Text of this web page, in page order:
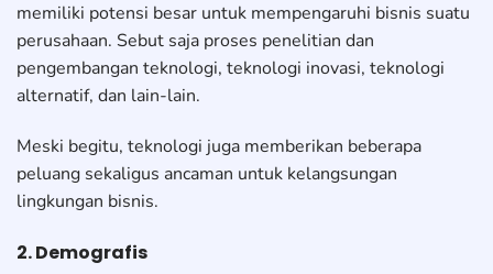
memiliki potensi besar untuk mempengaruhi bisnis suatu
perusahaan. Sebut saja proses penelitian dan
pengembangan teknologi, teknologi inovasi, teknologi
alternatif, dan lain-lain.
Meski begitu, teknologi juga memberikan beberapa
peluang sekaligus ancaman untuk kelangsungan
lingkungan bisnis.
2. Demografis